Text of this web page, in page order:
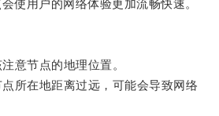
使用户的网络体验更加流畅快速。
节点的地理位置。
在地距离过远，可能会导致网络